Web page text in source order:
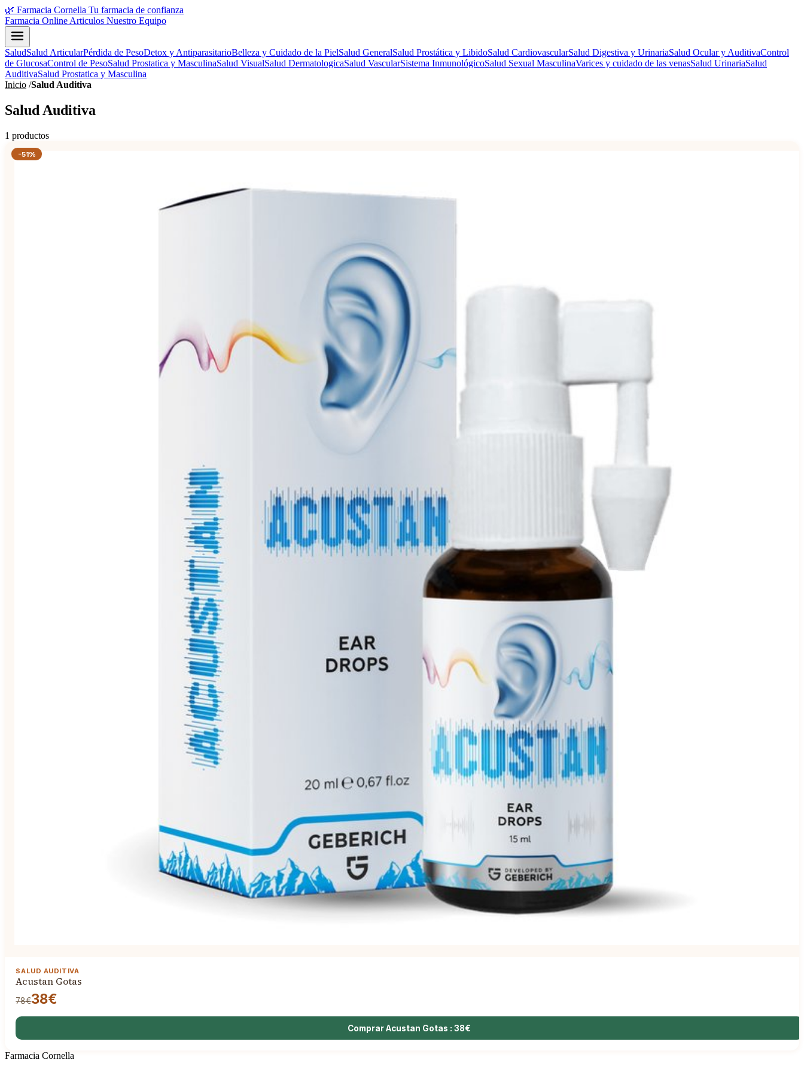
🌿 Farmacia Cornella Tu farmacia de confianza
Farmacia Online Articulos Nuestro Equipo
SaludSalud ArticularPérdida de PesoDetox y AntiparasitarioBelleza y Cuidado de la PielSalud GeneralSalud Prostática y LibidoSalud CardiovascularSalud Digestiva y UrinariaSalud Ocular y AuditivaControl
de GlucosaControl de PesoSalud Prostatica y MasculinaSalud VisualSalud DermatologicaSalud VascularSistema InmunológicoSalud Sexual MasculinaVarices y cuidado de las venasSalud UrinariaSalud
AuditivaSalud Prostatica y Masculina
Inicio /Salud Auditiva
Salud Auditiva
1 productos
-51%
SALUD AUDITIVA
Acustan Gotas
78€38€
Comprar Acustan Gotas : 38€
Farmacia Cornella